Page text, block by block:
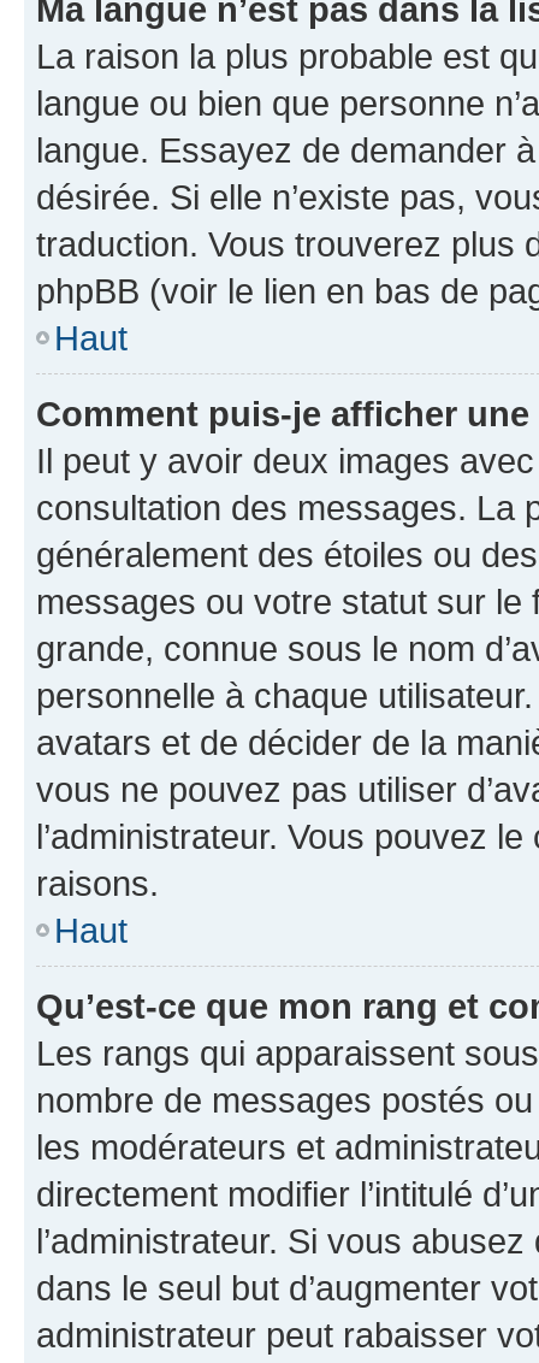
Ma langue n’est pas dans la
La raison la plus probable est
langue ou bien que personne
langue. Essayez de demander
désirée. Si elle n’existe pas,
traduction. Vous trouverez plus
phpBB (voir le lien en bas de
Haut
Comment puis-je afficher
Il peut y avoir deux images
consultation des messages. La
généralement des étoiles ou
messages ou votre statut sur
grande, connue sous le nom
personnelle à chaque utilisateur.
avatars et de décider de la
vous ne pouvez pas utiliser
l’administrateur. Vous pouvez
raisons.
Haut
Qu’est-ce que mon rang et
Les rangs qui apparaissent
nombre de messages postés
les modérateurs et
directement modifier l’intitulé
l’administrateur. Si vous
dans le seul but d’augmenter
administrateur peut rabaisser